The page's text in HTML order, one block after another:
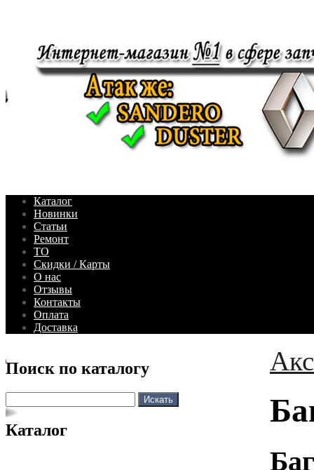
Каталог
Новинки
Статьи
Ремонт
ТО
Скидки / Карты
О нас
Отзывы
Контакты
Оплата
Доставка
Поиск по каталогу
Каталог